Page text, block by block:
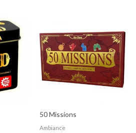
50 Missions
Ambiance